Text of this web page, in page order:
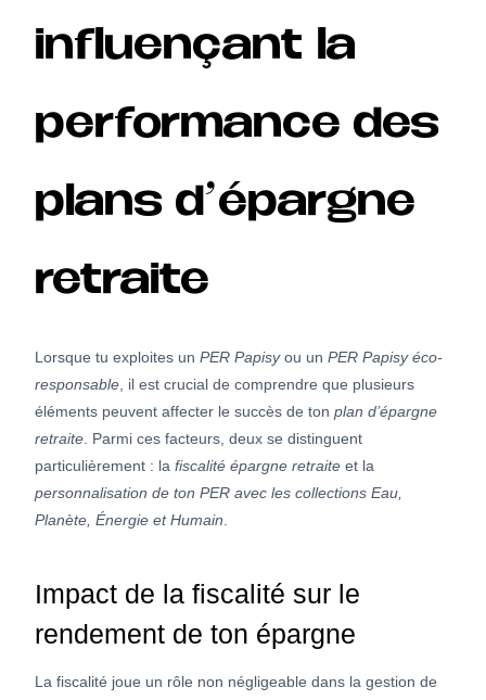
influençant la
performance des
plans d’épargne
retraite
Lorsque tu exploites un PER Papisyou un PER Papisy éco-
responsable , il est crucial de comprendre que plusieurs
éléments peuvent affecter le succès de ton plan d’épargne
retraite . Parmi ces facteurs, deux se distinguent
particulièrement : la fiscalité épargne retraite et la
personnalisation de ton PER avec les collections Eau,
Planète, Énergie et Humain
Impact de la fiscalité sur le
rendement de ton épargne
La fiscalité joue un rôle non négligeable dans la gestion de